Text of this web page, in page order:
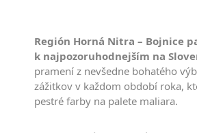
Región Horná Nitra – Bojnice
k najpozoruhodnejším na
pramení z nevšedne bohatého
zážitkov v každom období roka,
pestré farby na palete maliara.